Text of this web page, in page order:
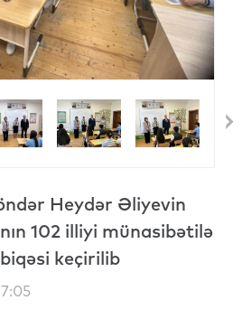
Heydər Əliyevin
102 illiyi münasibətilə
keçirilib